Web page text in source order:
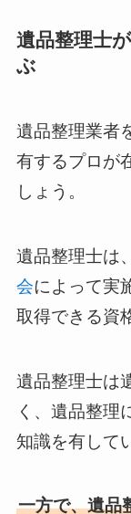
遺品整理士
ぶ
遺品整理業者
有するプロが
しょう。
遺品整理士は、
会によって実
取得できる資
遺品整理士は
く、遺品整理
知識を有して
一方で、遺品